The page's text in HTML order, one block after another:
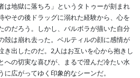
は地獄に落ちろ」というタトゥーが刻まれ
やその後ドラッグに溺れた経験から、心を
のだろう。しかし、バルボラが描いた自分
殻は崩れ去った。ベルティルの顔に感情が
き出したのだ。2人はお互いを心から抱きし
への切実な喜びが、まるで澄んだ冷たい水
広がってゆく印象的なシーンだ。